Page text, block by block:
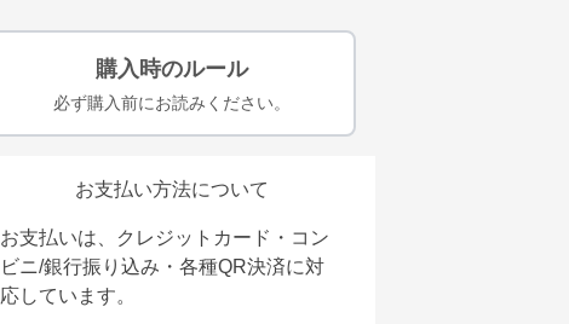
購入時のルール
必ず購入前にお読みください。
お支払い方法について
お支払いは、クレジットカード・コン
ビニ/銀行振り込み・各種QR決済に対
応しています。